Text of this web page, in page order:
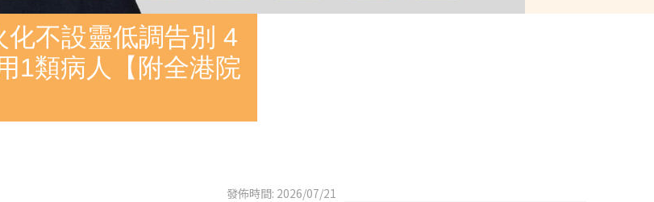
不設靈低調告別 4
1類病人【附全港院
發佈時間: 2026/07/21